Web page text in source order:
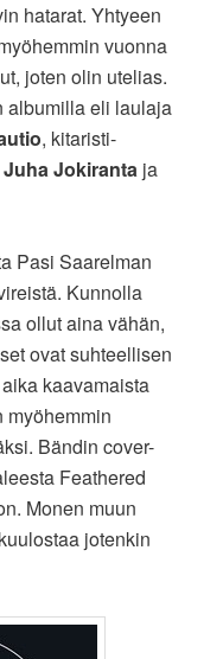
hatarat. Yhtyeen
vuonna
joten olin utelias.
albumilla eli laulaja
, kitaristi-
Juha Jokiranta ja
Pasi Saarelman
Kunnolla
ollut aina vähän,
ovat suhteellisen
kaavamaista
myöhemmin
Bändin cover-
Feathered
Monen muun
jotenkin